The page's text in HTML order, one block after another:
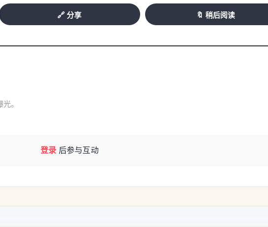
紧张而被迫停产，当地甚至已进入干旱警戒状态。
热浪付出沉重代价。正如世界卫生组织所警告的那样，随
偶发灾害”变成“每年常态”。
验活动，最终演变成一场震惊全法的空难悲剧。
🔗 分享 🔖 稍后阅读
。
登录 后参与互动